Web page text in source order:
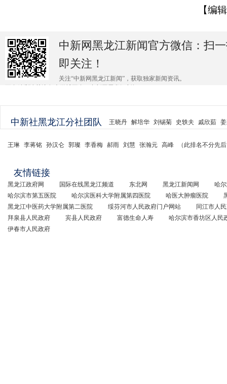
【编
中新网黑龙江新闻官方微信：扫
即关注！
关注“中新网黑龙江新闻”，获取独家新闻资讯。
中新社黑龙江分社团队 王晓丹 解培华 刘锡菊 史轶夫 戚欣茹
王琳 李蒋铭 孙汉仑 郭璨 李香梅 郝雨 刘慧 张瀚元 高峰 （此排名不分先
友情链接
黑龙江政府网 国际在线黑龙江频道 东北网 黑龙江新闻网
哈
哈尔滨市第五医院
哈尔滨医科大学附属第四医院 哈医大肿瘤医院
黑龙江中医药大学附属第二医院
绥芬河市人民政府门户网站
同江市人
拜泉县人民政府
宾县人民政府 富德生命人寿
哈尔滨市香坊区人民
伊春市人民政府